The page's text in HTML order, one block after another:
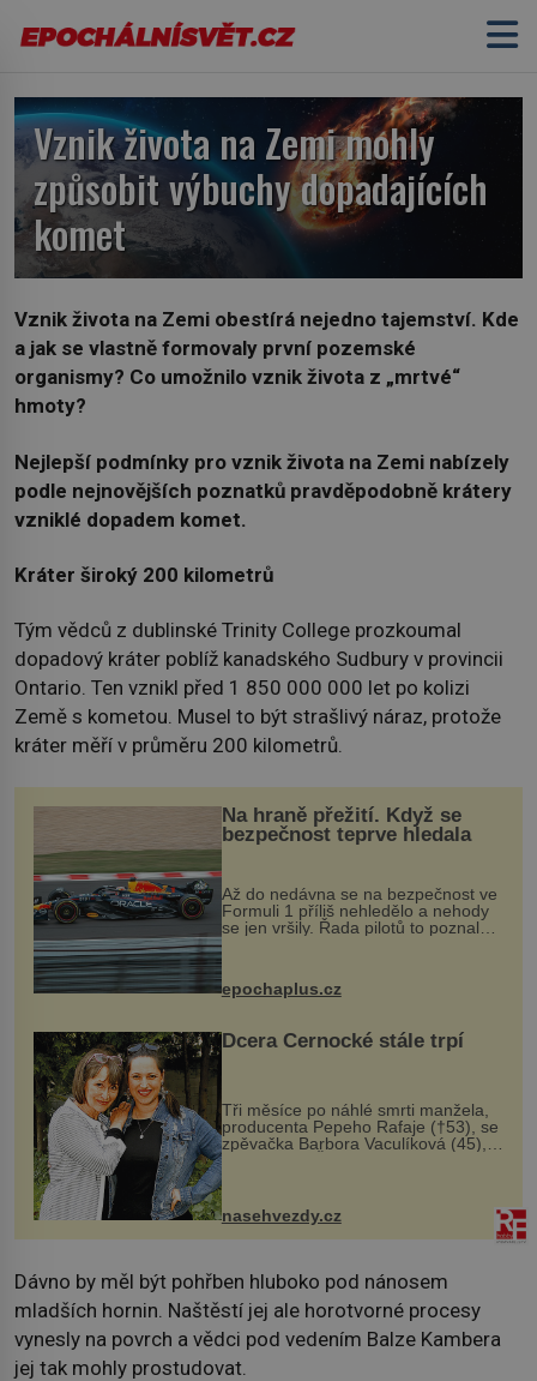
Vznik života na Zemi mohly
způsobit výbuchy dopadajících
komet
Vznik života na Zemi obestírá nejedno tajemství. Kde
a jak se vlastně formovaly první pozemské
organismy? Co umožnilo vznik života z „mrtvé“
hmoty?
Nejlepší podmínky pro vznik života na Zemi nabízely
podle nejnovějších poznatků pravděpodobně krátery
vzniklé dopadem komet.
Kráter široký 200 kilometrů
Tým vědců z dublinské Trinity College prozkoumal
dopadový kráter poblíž kanadského Sudbury v provincii
Ontario. Ten vznikl před 1 850 000 000 let po kolizi
Země s kometou. Musel to být strašlivý náraz, protože
kráter měří v průměru 200 kilometrů.
Na hraně přežití. Když se
bezpečnost teprve hledala
Až do nedávna se na bezpečnost ve
Formuli 1 příliš nehledělo a nehody
se jen vršily. Řada pilotů to poznala
na vlastní kůži, často s trvalými
následky nebo bohužel i ztrátou
života. Dnes nepochopiteln...
epochaplus.cz
Dcera Černocké stále trpí
Tři měsíce po náhlé smrti manžela,
producenta Pepeho Rafaje (†53), se
zpěvačka Barbora Vaculíková (45),
dcera Petry Černocké (75), poprvé
ozvala veřejnosti. Na sociální síti
sdílela, že se snaží fung...
nasehvezdy.cz
Dávno by měl být pohřben hluboko pod nánosem
mladších hornin. Naštěstí jej ale horotvorné procesy
vynesly na povrch a vědci pod vedením Balze Kambera
jej tak mohly prostudovat.